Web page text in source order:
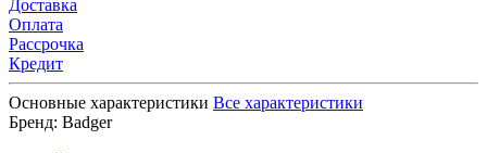
Доставка
Оплата
Рассрочка
Кредит
Основные характеристики Все характеристики
Бренд: Badger